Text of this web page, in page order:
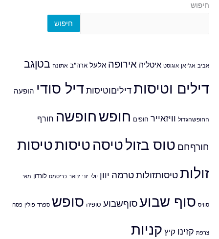
חיפוש
חיפוש
אביב אג'יאן אוגוסט איטליה אירופה אלעל ארה"ב אתונה בטןגב
דילים וטיסותדיליםוטיסותדיל סודי הופעה
החופשהגדול וויזאייר חופים חופשחופשה חורף
חורףחם טוס בזולטיסה טיסותטיסות
זולותטיסותזולותטרמה יוון יולי יוני ינואר כריסמס לונדון מאי
סוויס סוף שבועסוףשבוע סופיה סופש ספרד פולין פסח
צרפת קזינו קיץ קניות